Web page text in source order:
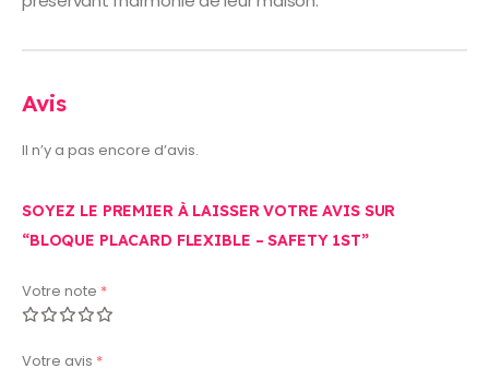
Avis
Il n’y a pas encore d’avis.
SOYEZ LE PREMIER À LAISSER VOTRE AVIS SUR
“BLOQUE PLACARD FLEXIBLE – SAFETY 1ST”
Votre note *
Votre avis *